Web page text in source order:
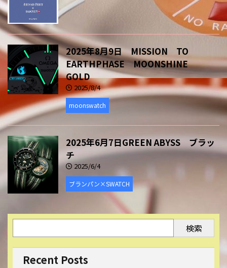
2025年8月9日 MISSION TO
EARTHPHASE MOONSHINE
GOLD
2025/8/4
moonswatch
2025年6月7日GREEN ABYSS ブラッ
チ
2025/6/4
ブランパン×SWATCH
検索
Recent Posts